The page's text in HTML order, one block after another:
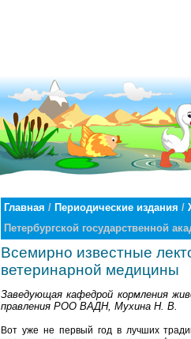
Главная / Периодические издания /
Петербургской государственной
Всемирно известные
ветеринарной медицины
Заведующая кафедрой кормления
правления РОО ВАДН, Мухина Н. В.
Вот уже не первый год в лучших